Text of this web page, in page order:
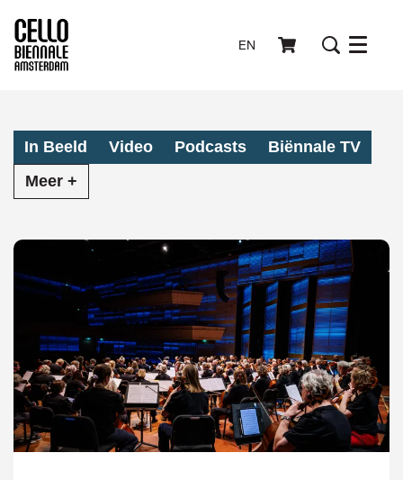
EN Menu
In Beeld Video Podcasts
Biënnale TV
Meer +